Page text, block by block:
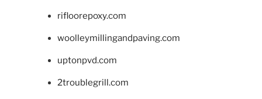
rifloorepoxy.com
woolleymillingandpaving.com
uptonpvd.com
2troublegrill.com